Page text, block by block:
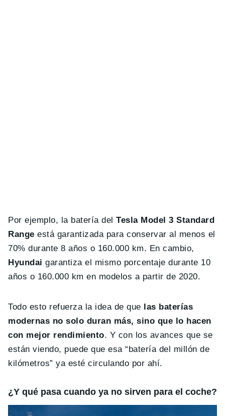
Por ejemplo, la batería delTesla Model 3 Standard
Range está garantizada para conservar al menos el
70% durante 8 años o 160.000 km. En cambio,
Hyundai garantiza el mismo porcentaje durante 10
años o 160.000 km en modelos a partir de 2020.
Todo esto refuerza la idea de que las baterías
modernas no solo duran más, sino que lo hacen
con mejor rendimiento. Y con los avances que se
están viendo, puede que esa “batería del millón de
kilómetros” ya esté circulando por ahí.
¿Y qué pasa cuando ya no sirven para el coche?